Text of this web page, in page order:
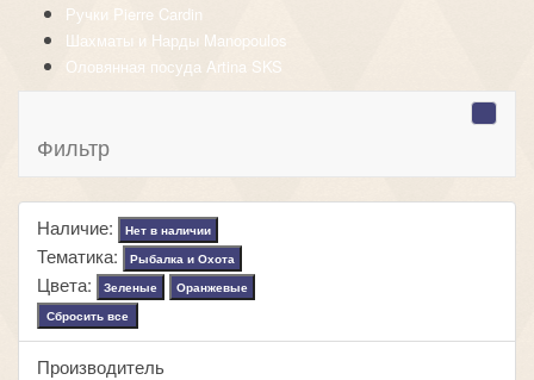
Ручки Pierre Cardin
Шахматы и Нарды Manopoulos
Оловянная посуда Artina SKS
Фильтр
Наличие: Нет в наличии
Тематика: Рыбалка и Охота
Цвета: Зеленые
Оранжевые
Сбросить все
Производитель